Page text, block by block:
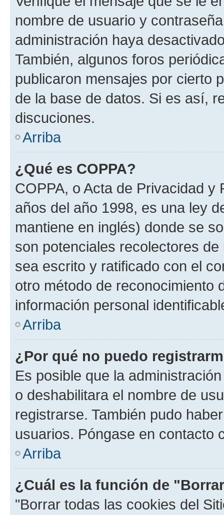
nombre de usuario y
administración haya
También, algunos foros
publicaron mensajes por cierto
de la base de datos. Si es así,
discuciones.
Arriba
¿Qué es COPPA?
COPPA, o Acta de Privacidad
años del año 1998, es una ley
mantiene en inglés) donde se
son potenciales recolectores
sea escrito y ratificado con el
otro método de reconocimiento
información personal
Arriba
¿Por qué no puedo
Es posible que la
o deshabilitara el nombre de
registrarse. También pudo
usuarios. Póngase en contacto
Arriba
¿Cuál es la función de
"Borrar todas las cookies del